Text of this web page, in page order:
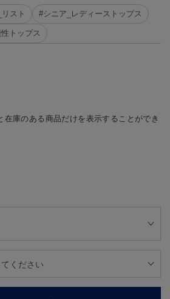
スト #シニア_レディーストップス
トップス
在庫のある商品だけを表示することができ